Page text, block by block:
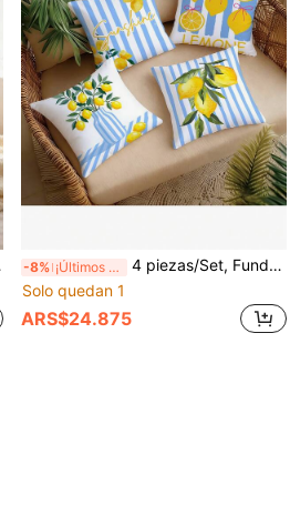
-8% ¡Últimos 3 días
4 piezas/Set, Fundas de almohada impresas por un solo lado, Fundas de almohada a rayas azules y limones de verano, Fundas de almohada para decoración del hogar, Adecuadas para sala de estar, sofá y dormitorio, Relleno de almohada no incluido
Solo quedan 1
ARS$24.875